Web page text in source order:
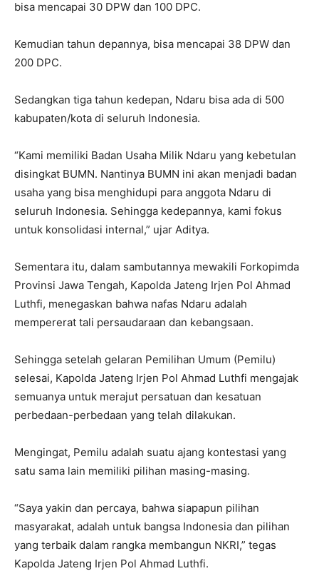
bisa mencapai 30 DPW dan 100 DPC.
Kemudian tahun depannya, bisa mencapai 38 DPW dan
200 DPC.
Sedangkan tiga tahun kedepan, Ndaru bisa ada di 500
kabupaten/kota di seluruh Indonesia.
“Kami memiliki Badan Usaha Milik Ndaru yang kebetulan
disingkat BUMN. Nantinya BUMN ini akan menjadi badan
usaha yang bisa menghidupi para anggota Ndaru di
seluruh Indonesia. Sehingga kedepannya, kami fokus
untuk konsolidasi internal,” ujar Aditya.
Sementara itu, dalam sambutannya mewakili Forkopimda
Provinsi Jawa Tengah, Kapolda Jateng Irjen Pol Ahmad
Luthfi, menegaskan bahwa nafas Ndaru adalah
mempererat tali persaudaraan dan kebangsaan.
Sehingga setelah gelaran Pemilihan Umum (Pemilu)
selesai, Kapolda Jateng Irjen Pol Ahmad Luthfi mengajak
semuanya untuk merajut persatuan dan kesatuan
perbedaan-perbedaan yang telah dilakukan.
Mengingat, Pemilu adalah suatu ajang kontestasi yang
satu sama lain memiliki pilihan masing-masing.
“Saya yakin dan percaya, bahwa siapapun pilihan
masyarakat, adalah untuk bangsa Indonesia dan pilihan
yang terbaik dalam rangka membangun NKRI,” tegas
Kapolda Jateng Irjen Pol Ahmad Luthfi.